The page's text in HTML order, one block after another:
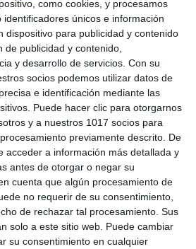
como cookies, y procesamos
únicos e información
dispositivo para publicidad y contenido
de publicidad y contenido,
y desarrollo de servicios. Con su
socios podemos utilizar datos de
e identificación mediante las
Puede hacer clic para otorgarnos
y a nuestros 1017 socios para
previamente descrito. De
acceder a información más detallada y
antes de otorgar o negar su
cuenta que algún procesamiento de
no requerir de su consentimiento,
de rechazar tal procesamiento. Sus
solo a este sitio web. Puede cambiar
su consentimiento en cualquier
este
utilizarse como apoyo visual
de repaso o complemento
deGeografía e
. Resulta especialmente útil
tipos de clima,
naturales y reforzar
un enfoque más visual y
puede emplearse para
o actividades de estudio